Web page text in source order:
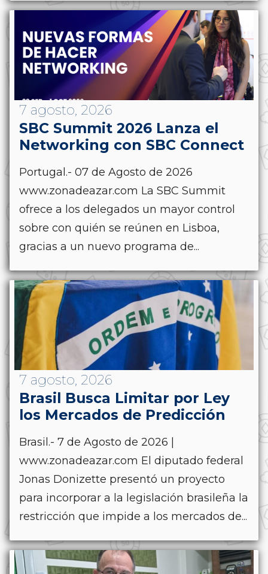
7 agosto, 2026
SBC Summit 2026 Lanza el
Networking con SBC Connect
Portugal.- 07 de Agosto de 2026
www.zonadeazar.com La SBC Summit
ofrece a los delegados un mayor control
sobre con quién se reúnen en Lisboa,
gracias a un nuevo programa de...
7 agosto, 2026
Brasil Busca Limitar por Ley
los Mercados de Predicción
Brasil.- 7 de Agosto de 2026 |
www.zonadeazar.com El diputado federal
Jonas Donizette presentó un proyecto
para incorporar a la legislación brasileña la
restricción que impide a los mercados de...